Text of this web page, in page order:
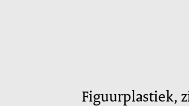
Figuurplastiek,